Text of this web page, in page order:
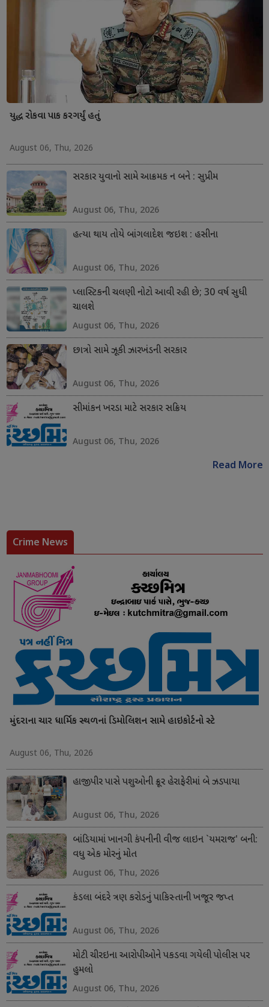
યુદ્ધ રોકવા પાક કરગર્યું હતું
August 06, Thu, 2026
સરકાર યુવાનો સામે આક્રમક ન બને : સુપ્રીમ
August 06, Thu, 2026
હત્યા થાય તોયે બાંગલાદેશ જઇશ : હસીના
August 06, Thu, 2026
પ્લાસ્ટિકની ચલણી નોટો આવી રહી છે; 30 વર્ષ સુધી
ચાલશે
August 06, Thu, 2026
છાત્રો સામે ઝૂકી ઝારખંડની સરકાર
August 06, Thu, 2026
સીમાંકન ખરડા માટે સરકાર સક્રિય
August 06, Thu, 2026
Read More
Crime News
મુંદરાના ચાર ધાર્મિક સ્થળનાં ડિમોલિશન સામે હાઇકોર્ટનો સ્ટે
August 06, Thu, 2026
હાજીપીર પાસે પશુઓની ક્રૂર હેરાફેરીમાં બે ઝડપાયા
August 06, Thu, 2026
બાંડિયામાં ખાનગી કંપનીની વીજ લાઇન `યમરાજ' બની:
વધુ એક મોરનું મોત
August 06, Thu, 2026
કંડલા બંદરે ત્રણ કરોડનું પાકિસ્તાની ખજૂર જપ્ત
August 06, Thu, 2026
મોટી ચીરઇના આરોપીઓને પકડવા ગયેલી પોલીસ પર
હુમલો
August 06, Thu, 2026